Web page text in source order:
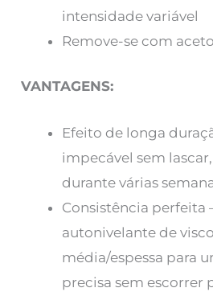
intensidade variável
Remove-se com
VANTAGENS:
Efeito de longa
impecável sem
durante várias
Consistência
autonivelante de
média/espessa para
precisa sem escorrer